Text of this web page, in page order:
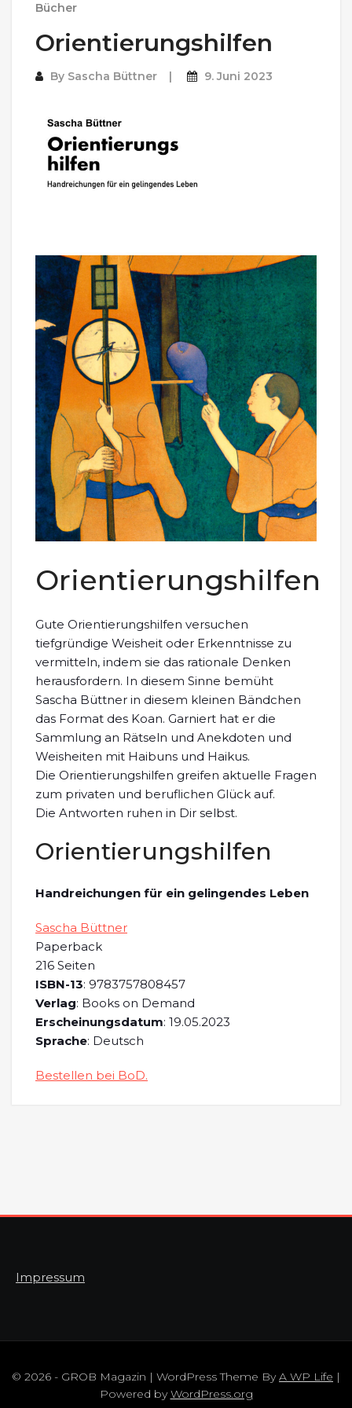
Bücher
Orientierungshilfen
By Sascha Büttner 9. Juni 2023
Orientierungshilfen
Gute Orientierungshilfen versuchen
tiefgründige Weisheit oder Erkenntnisse zu
vermitteln, indem sie das rationale Denken
herausfordern. In diesem Sinne bemüht
Sascha Büttner in diesem kleinen Bändchen
das Format des Koan. Garniert hat er die
Sammlung an Rätseln und Anekdoten und
Weisheiten mit Haibuns und Haikus.
Die Orientierungshilfen greifen aktuelle Fragen
zum privaten und beruflichen Glück auf.
Die Antworten ruhen in Dir selbst.
Orientierungshilfen
Handreichungen für ein gelingendes Leben
Sascha Büttner
Paperback
216 Seiten
ISBN-13: 9783757808457
Verlag: Books on Demand
Erscheinungsdatum: 19.05.2023
Sprache: Deutsch
Bestellen bei BoD.
Impressum
© 2026 - GROB Magazin | WordPress Theme ByA WP Life |
Powered byWordPress.org